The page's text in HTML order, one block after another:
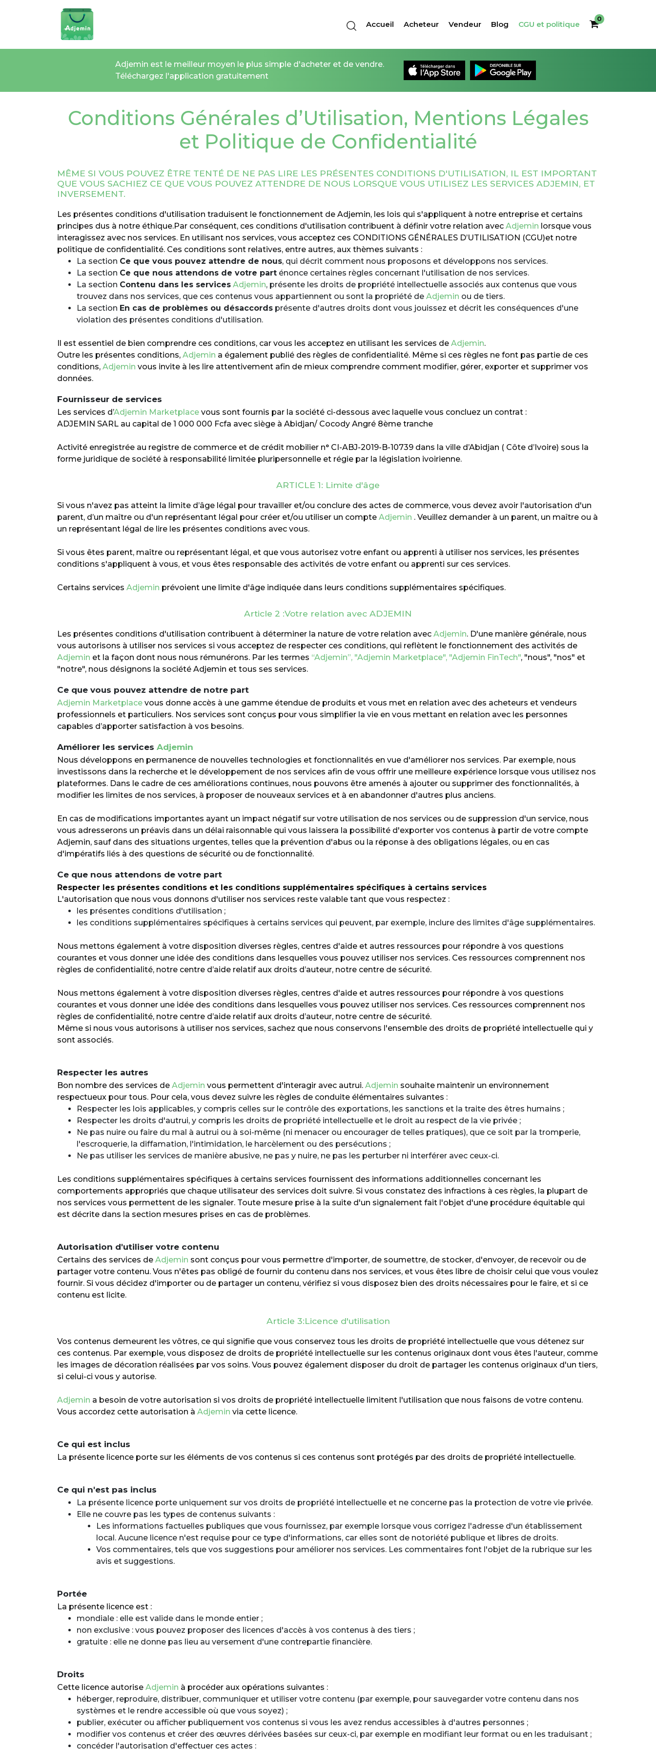
Accueil Acheteur Vendeur Blog CGU et politique
0
Adjemin est le meilleur moyen le plus simple d'acheter et de vendre.
Téléchargez l'application gratuitement
Conditions Générales d’Utilisation, Mentions Légales
et Politique de Confidentialité
MÊME SI VOUS POUVEZ ÊTRE TENTÉ DE NE PAS LIRE LES PRÉSENTES CONDITIONS D'UTILISATION, IL EST IMPORTANT
QUE VOUS SACHIEZ CE QUE VOUS POUVEZ ATTENDRE DE NOUS LORSQUE VOUS UTILISEZ LES SERVICES ADJEMIN, ET
INVERSEMENT.
Les présentes conditions d'utilisation traduisent le fonctionnement de Adjemin, les lois qui s'appliquent à notre entreprise et certains
principes dus à notre éthique.Par conséquent, ces conditions d'utilisation contribuent à définir votre relation avec Adjemin lorsque vous
interagissez avec nos services. En utilisant nos services, vous acceptez ces CONDITIONS GÉNÉRALES D’UTILISATION (CGU)et notre
politique de confidentialité. Ces conditions sont relatives, entre autres, aux thèmes suivants :
La section Ce que vous pouvez attendre de nous, qui décrit comment nous proposons et développons nos services.
La section Ce que nous attendons de votre part énonce certaines règles concernant l'utilisation de nos services.
La section Contenu dans les services Adjemin, présente les droits de propriété intellectuelle associés aux contenus que vous
trouvez dans nos services, que ces contenus vous appartiennent ou sont la propriété de Adjemin ou de tiers.
La section En cas de problèmes ou désaccords présente d'autres droits dont vous jouissez et décrit les conséquences d'une
violation des présentes conditions d'utilisation.
Il est essentiel de bien comprendre ces conditions, car vous les acceptez en utilisant les services de Adjemin.
Outre les présentes conditions, Adjemin a également publié des règles de confidentialité. Même si ces règles ne font pas partie de ces
conditions, Adjemin vous invite à les lire attentivement afin de mieux comprendre comment modifier, gérer, exporter et supprimer vos
données.
Fournisseur de services
Les services d’Adjemin Marketplace vous sont fournis par la société ci-dessous avec laquelle vous concluez un contrat :
ADJEMIN SARL au capital de 1 000 000 Fcfa avec siège à Abidjan/ Cocody Angré 8ème tranche
Activité enregistrée au registre de commerce et de crédit mobilier n° CI-ABJ-2019-B-10739 dans la ville d’Abidjan ( Côte d’Ivoire) sous la
forme juridique de société à responsabilité limitée pluripersonnelle et régie par la législation ivoirienne.
ARTICLE 1: Limite d'âge
Si vous n'avez pas atteint la limite d’âge légal pour travailler et/ou conclure des actes de commerce, vous devez avoir l'autorisation d'un
parent, d’un maître ou d'un représentant légal pour créer et/ou utiliser un compte Adjemin . Veuillez demander à un parent, un maître ou à
un représentant légal de lire les présentes conditions avec vous.
Si vous êtes parent, maître ou représentant légal, et que vous autorisez votre enfant ou apprenti à utiliser nos services, les présentes
conditions s'appliquent à vous, et vous êtes responsable des activités de votre enfant ou apprenti sur ces services.
Certains services Adjemin prévoient une limite d'âge indiquée dans leurs conditions supplémentaires spécifiques.
Article 2 :Votre relation avec ADJEMIN
Les présentes conditions d'utilisation contribuent à déterminer la nature de votre relation avec Adjemin. D'une manière générale, nous
vous autorisons à utiliser nos services si vous acceptez de respecter ces conditions, qui reflètent le fonctionnement des activités de
Adjemin et la façon dont nous nous rémunérons. Par les termes “Adjemin”, "Adjemin Marketplace", "Adjemin FinTech", "nous", "nos" et
"notre", nous désignons la société Adjemin et tous ses services.
Ce que vous pouvez attendre de notre part
Adjemin Marketplace vous donne accès à une gamme étendue de produits et vous met en relation avec des acheteurs et vendeurs
professionnels et particuliers. Nos services sont conçus pour vous simplifier la vie en vous mettant en relation avec les personnes
capables d’apporter satisfaction à vos besoins.
Améliorer les services Adjemin
Nous développons en permanence de nouvelles technologies et fonctionnalités en vue d'améliorer nos services. Par exemple, nous
investissons dans la recherche et le développement de nos services afin de vous offrir une meilleure expérience lorsque vous utilisez nos
plateformes. Dans le cadre de ces améliorations continues, nous pouvons être amenés à ajouter ou supprimer des fonctionnalités, à
modifier les limites de nos services, à proposer de nouveaux services et à en abandonner d'autres plus anciens.
En cas de modifications importantes ayant un impact négatif sur votre utilisation de nos services ou de suppression d'un service, nous
vous adresserons un préavis dans un délai raisonnable qui vous laissera la possibilité d'exporter vos contenus à partir de votre compte
Adjemin, sauf dans des situations urgentes, telles que la prévention d'abus ou la réponse à des obligations légales, ou en cas
d'impératifs liés à des questions de sécurité ou de fonctionnalité.
Ce que nous attendons de votre part
Respecter les présentes conditions et les conditions supplémentaires spécifiques à certains services
L'autorisation que nous vous donnons d'utiliser nos services reste valable tant que vous respectez :
les présentes conditions d'utilisation ;
les conditions supplémentaires spécifiques à certains services qui peuvent, par exemple, inclure des limites d'âge supplémentaires.
Nous mettons également à votre disposition diverses règles, centres d'aide et autres ressources pour répondre à vos questions
courantes et vous donner une idée des conditions dans lesquelles vous pouvez utiliser nos services. Ces ressources comprennent nos
règles de confidentialité, notre centre d’aide relatif aux droits d’auteur, notre centre de sécurité.
Nous mettons également à votre disposition diverses règles, centres d'aide et autres ressources pour répondre à vos questions
courantes et vous donner une idée des conditions dans lesquelles vous pouvez utiliser nos services. Ces ressources comprennent nos
règles de confidentialité, notre centre d’aide relatif aux droits d’auteur, notre centre de sécurité.
Même si nous vous autorisons à utiliser nos services, sachez que nous conservons l'ensemble des droits de propriété intellectuelle qui y
sont associés.
Respecter les autres
Bon nombre des services de Adjemin vous permettent d'interagir avec autrui. Adjemin souhaite maintenir un environnement
respectueux pour tous. Pour cela, vous devez suivre les règles de conduite élémentaires suivantes :
Respecter les lois applicables, y compris celles sur le contrôle des exportations, les sanctions et la traite des êtres humains ;
Respecter les droits d'autrui, y compris les droits de propriété intellectuelle et le droit au respect de la vie privée ;
Ne pas nuire ou faire du mal à autrui ou à soi-même (ni menacer ou encourager de telles pratiques), que ce soit par la tromperie,
l'escroquerie, la diffamation, l'intimidation, le harcèlement ou des persécutions ;
Ne pas utiliser les services de manière abusive, ne pas y nuire, ne pas les perturber ni interférer avec ceux-ci.
Les conditions supplémentaires spécifiques à certains services fournissent des informations additionnelles concernant les
comportements appropriés que chaque utilisateur des services doit suivre. Si vous constatez des infractions à ces règles, la plupart de
nos services vous permettent de les signaler. Toute mesure prise à la suite d'un signalement fait l'objet d'une procédure équitable qui
est décrite dans la section mesures prises en cas de problèmes.
Autorisation d'utiliser votre contenu
Certains des services de Adjemin sont conçus pour vous permettre d'importer, de soumettre, de stocker, d'envoyer, de recevoir ou de
partager votre contenu. Vous n'êtes pas obligé de fournir du contenu dans nos services, et vous êtes libre de choisir celui que vous voulez
fournir. Si vous décidez d'importer ou de partager un contenu, vérifiez si vous disposez bien des droits nécessaires pour le faire, et si ce
contenu est licite.
Article 3:Licence d'utilisation
Vos contenus demeurent les vôtres, ce qui signifie que vous conservez tous les droits de propriété intellectuelle que vous détenez sur
ces contenus. Par exemple, vous disposez de droits de propriété intellectuelle sur les contenus originaux dont vous êtes l'auteur, comme
les images de décoration réalisées par vos soins. Vous pouvez également disposer du droit de partager les contenus originaux d'un tiers,
si celui-ci vous y autorise.
Adjemin a besoin de votre autorisation si vos droits de propriété intellectuelle limitent l'utilisation que nous faisons de votre contenu.
Vous accordez cette autorisation à Adjemin via cette licence.
Ce qui est inclus
La présente licence porte sur les éléments de vos contenus si ces contenus sont protégés par des droits de propriété intellectuelle.
Ce qui n'est pas inclus
La présente licence porte uniquement sur vos droits de propriété intellectuelle et ne concerne pas la protection de votre vie privée.
Elle ne couvre pas les types de contenus suivants :
Les informations factuelles publiques que vous fournissez, par exemple lorsque vous corrigez l'adresse d'un établissement
local. Aucune licence n'est requise pour ce type d'informations, car elles sont de notoriété publique et libres de droits.
Vos commentaires, tels que vos suggestions pour améliorer nos services. Les commentaires font l'objet de la rubrique sur les
avis et suggestions.
Portée
La présente licence est :
mondiale : elle est valide dans le monde entier ;
non exclusive : vous pouvez proposer des licences d'accès à vos contenus à des tiers ;
gratuite : elle ne donne pas lieu au versement d'une contrepartie financière.
Droits
Cette licence autorise Adjemin à procéder aux opérations suivantes :
héberger, reproduire, distribuer, communiquer et utiliser votre contenu (par exemple, pour sauvegarder votre contenu dans nos
systèmes et le rendre accessible où que vous soyez) ;
publier, exécuter ou afficher publiquement vos contenus si vous les avez rendus accessibles à d'autres personnes ;
modifier vos contenus et créer des œuvres dérivées basées sur ceux-ci, par exemple en modifiant leur format ou en les traduisant ;
concéder l'autorisation d'effectuer ces actes :